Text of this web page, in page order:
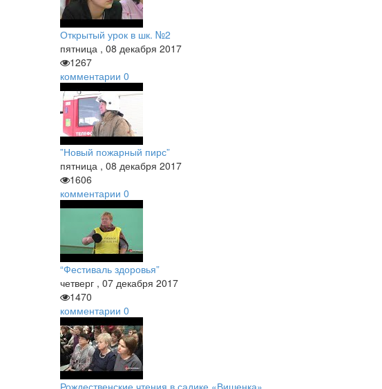
Открытый урок в шк. №2
пятница , 08 декабря 2017
1267
комментарии 0
”Новый пожарный пирс”
пятница , 08 декабря 2017
1606
комментарии 0
“Фестиваль здоровья”
четверг , 07 декабря 2017
1470
комментарии 0